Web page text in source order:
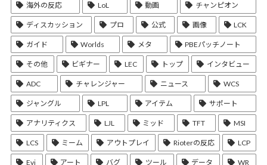
海外の反応 LoL 動画 チャンピオン
ディスカッション プロ 公式 画像 LCK
ガイド Worlds メタ PBEパッチノート
その他 ビギナー LEC トップ インタビュー
ADC チャレンジャー ニュース WCS
ジャングル LPL アイテム サポート
アナリティクス LJL ミッド TFT MSI
LCS ミーム アウトプレイ Rioterの反応 LCP
Evi アート バグ ツール データ WR